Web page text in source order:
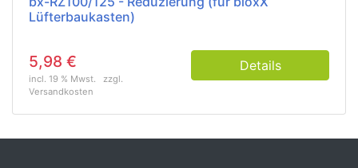
Lüfterbaukasten)
5,98 €
incl. 19 % Mwst. zzgl.
Versandkosten
Details